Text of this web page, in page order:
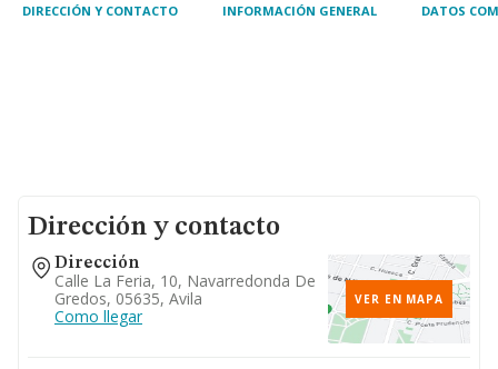
DIRECCIÓN Y CONTACTO INFORMACIÓN GENERAL DATOS
Dirección y contacto
Dirección
Calle La Feria, 10, Navarredonda De
Gredos, 05635, Avila
Como llegar
VER EN MAPA